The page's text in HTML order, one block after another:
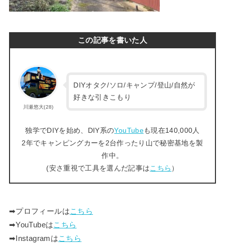
この記事を書いた人
川瀬悠大(28)
DIYオタク/ソロ/キャンプ/登山/自然が
好きな引きこもり
独学でDIYを始め、DIY系のYouTubeも現在140,000人
2年でキャンピングカーを2台作ったり山で秘密基地を製
作中。
(安さ重視で工具を選んだ記事はこちら ）
➡︎プロフィールはこちら
➡︎YouTubeはこちら
➡︎Instagramはこちら